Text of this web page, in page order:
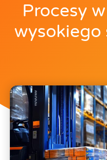
Procesy
wysokiego